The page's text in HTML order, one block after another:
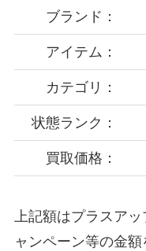
ブランド：
アイテム：
カテゴリ：
状態ランク：
買取価格：
上記額はプラスア
ャンペーン等の金